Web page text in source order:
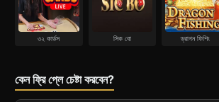
৩২ কার্ডস সিক বো ড্রাগন ফিশিং
কেন ফ্রি প্লে চেষ্টা করবেন?